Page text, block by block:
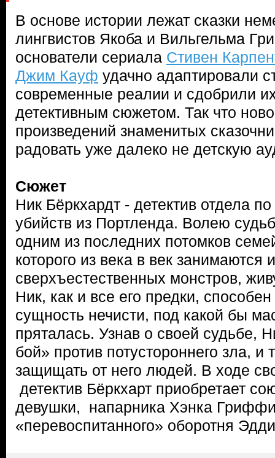
В основе истории лежат сказки
лингвистов Якоба и Вильгельма
основатели сериала Стивен
Джим Кауф удачно адаптировали
современные реалии и сдобрили
детективным сюжетом. Так что
произведений знаменитых
радовать уже далеко не детскую
Сюжет
Ник Бёркхардт - детектив отдела
убийств из Портленда. Волею
одним из последних потомков
которого из века в век занимаются
сверхъестественных монстров,
Ник, как и все его предки,
сущность нечисти, под какой бы
пряталась. Узнав о своей судьбе,
бой» против потустороннего зла, и
защищать от него людей. В ходе
детектив Бёркхарт приобретает
девушки, напарника Хэнка
«перевоспитанного» оборотня